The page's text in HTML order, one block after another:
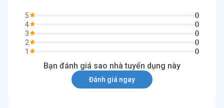
5 0
4 0
3 0
2 0
1 0
Bạn đánh giá sao nhà tuyển dụng này
Đánh giá ngay